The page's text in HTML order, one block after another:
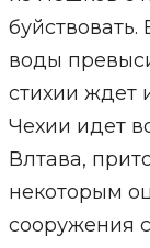
воды
стихии ждет
Чехии идет
Влтава,
некоторым
сооружения